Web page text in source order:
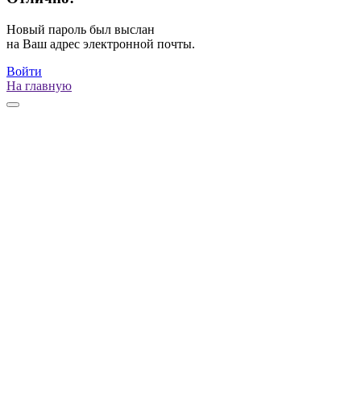
Новый пароль был выслан
на Ваш адрес электронной почты.
Войти
На главную